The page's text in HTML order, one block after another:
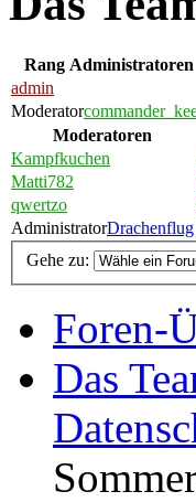
Rang Administratoren
admin
Moderator
Moderatoren
Kampfkuchen
Matti782
qwertzo
AdministratorDrachenflug
Gehe zu:
Foren-
Das